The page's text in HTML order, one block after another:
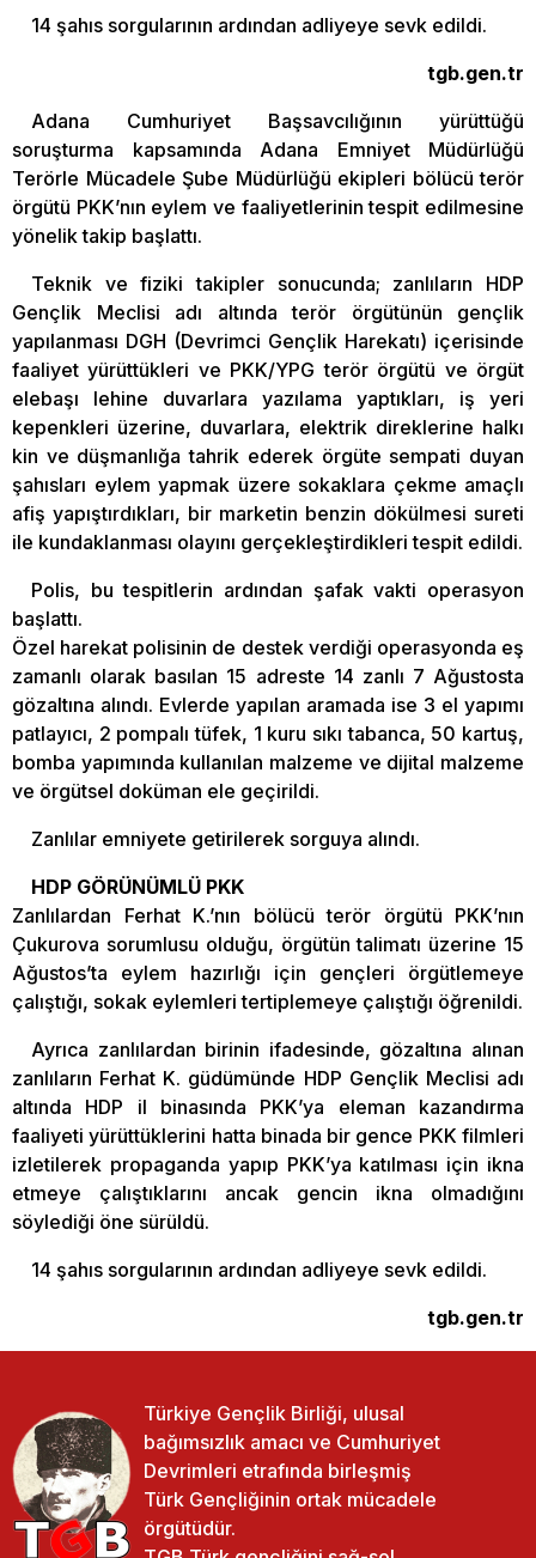
14 şahıs sorgularının ardından adliyeye sevk edildi.
tgb.gen.tr
Adana Cumhuriyet Başsavcılığının yürüttüğü
soruşturma kapsamında Adana Emniyet Müdürlüğü
Terörle Mücadele Şube Müdürlüğü ekipleri bölücü terör
örgütü PKK’nın eylem ve faaliyetlerinin tespit edilmesine
yönelik takip başlattı.
Teknik ve fiziki takipler sonucunda; zanlıların HDP
Gençlik Meclisi adı altında terör örgütünün gençlik
yapılanması DGH (Devrimci Gençlik Harekatı) içerisinde
faaliyet yürüttükleri ve PKK/YPG terör örgütü ve örgüt
elebaşı lehine duvarlara yazılama yaptıkları, iş yeri
kepenkleri üzerine, duvarlara, elektrik direklerine halkı
kin ve düşmanlığa tahrik ederek örgüte sempati duyan
şahısları eylem yapmak üzere sokaklara çekme amaçlı
afiş yapıştırdıkları, bir marketin benzin dökülmesi sureti
ile kundaklanması olayını gerçekleştirdikleri tespit edildi.
Polis, bu tespitlerin ardından şafak vakti operasyon
başlattı.
Özel harekat polisinin de destek verdiği operasyonda eş
zamanlı olarak basılan 15 adreste 14 zanlı 7 Ağustosta
gözaltına alındı. Evlerde yapılan aramada ise 3 el yapımı
patlayıcı, 2 pompalı tüfek, 1 kuru sıkı tabanca, 50 kartuş,
bomba yapımında kullanılan malzeme ve dijital malzeme
ve örgütsel doküman ele geçirildi.
Zanlılar emniyete getirilerek sorguya alındı.
HDP GÖRÜNÜMLÜ PKK
Zanlılardan Ferhat K.’nın bölücü terör örgütü PKK’nın
Çukurova sorumlusu olduğu, örgütün talimatı üzerine 15
Ağustos’ta eylem hazırlığı için gençleri örgütlemeye
çalıştığı, sokak eylemleri tertiplemeye çalıştığı öğrenildi.
Ayrıca zanlılardan birinin ifadesinde, gözaltına alınan
zanlıların Ferhat K. güdümünde HDP Gençlik Meclisi adı
altında HDP il binasında PKK’ya eleman kazandırma
faaliyeti yürüttüklerini hatta binada bir gence PKK filmleri
izletilerek propaganda yapıp PKK’ya katılması için ikna
etmeye çalıştıklarını ancak gencin ikna olmadığını
söylediği öne sürüldü.
14 şahıs sorgularının ardından adliyeye sevk edildi.
tgb.gen.tr
Türkiye Gençlik Birliği, ulusal
bağımsızlık amacı ve Cumhuriyet
Devrimleri etrafında birleşmiş
Türk Gençliğinin ortak mücadele
örgütüdür.